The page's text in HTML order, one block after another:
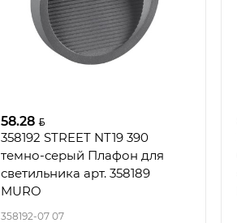
58.28
358192 STREET NT19 390
темно-серый Плафон для
светильника арт. 358189
MURO
358192-07 07